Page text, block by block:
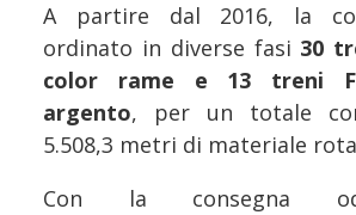
A partire dal 2016, la
ordinato in diverse fasi 30
color rame e 13 treni
argento, per un totale
5.508,3 metri di materiale
Con la consegna